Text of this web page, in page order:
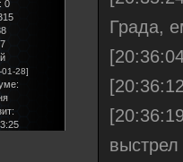
0
28]
Града,
выстрел